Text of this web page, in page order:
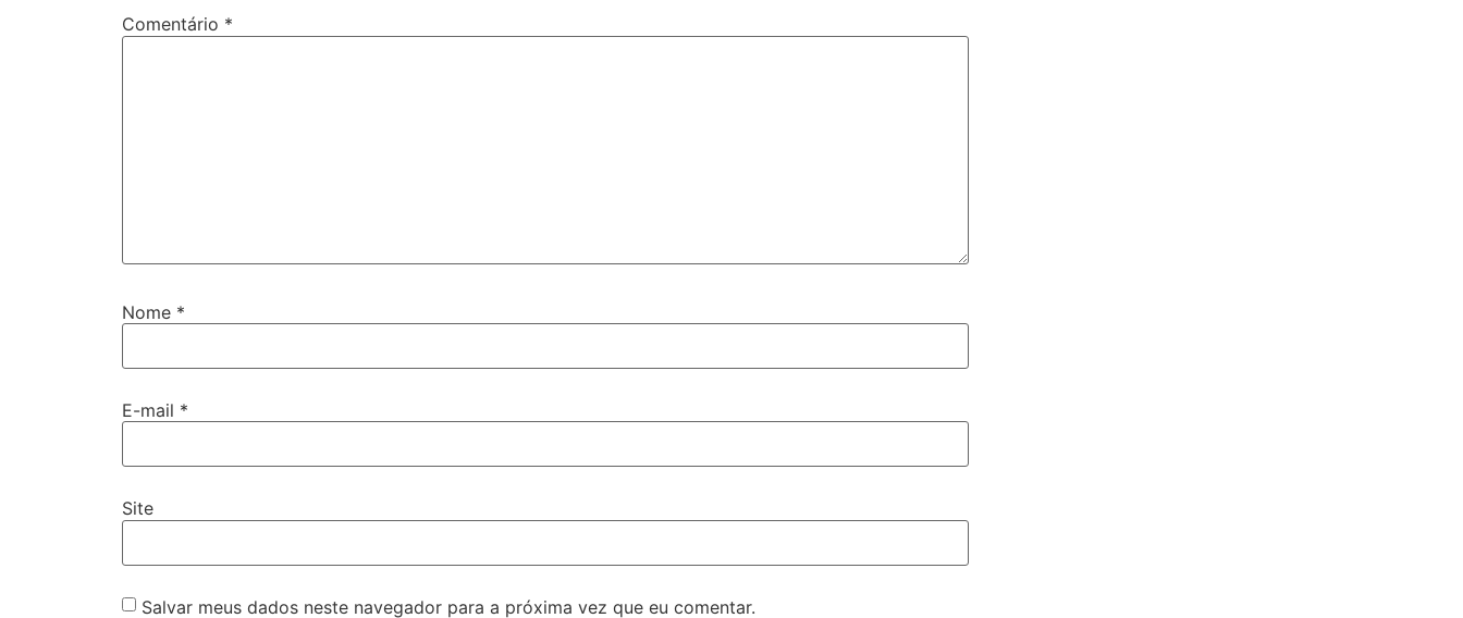
Comentário *
Nome *
E-mail *
Site
Salvar meus dados neste navegador para a próxima vez que eu comentar.